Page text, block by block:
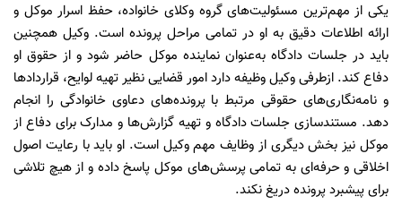
یکی از مهم‌ترین مسئولیت‌های گروه وکلای خانواده، حفظ اسرار موکل و
ارائه اطلاعات دقیق به او در تمامی مراحل پرونده است. وکیل همچنین
باید در جلسات دادگاه به‌عنوان نماینده موکل حاضر شود و از حقوق او
دفاع کند. ازطرفی وکیل وظیفه دارد امور قضایی نظیر تهیه لوایح، قراردادها
و نامه‌نگاری‌های حقوقی مرتبط با پرونده‌‌های دعاوی خانوادگی را انجام
دهد. مستندسازی جلسات دادگاه و تهیه گزارش‌ها و مدارک برای دفاع از
موکل نیز بخش دیگری از وظایف مهم وکیل است. او باید با رعایت اصول
اخلاقی و حرفه‌ای به تمامی پرسش‌های موکل پاسخ داده و از هیچ تلاشی
برای پیشبرد پرونده دریغ نکند‌.